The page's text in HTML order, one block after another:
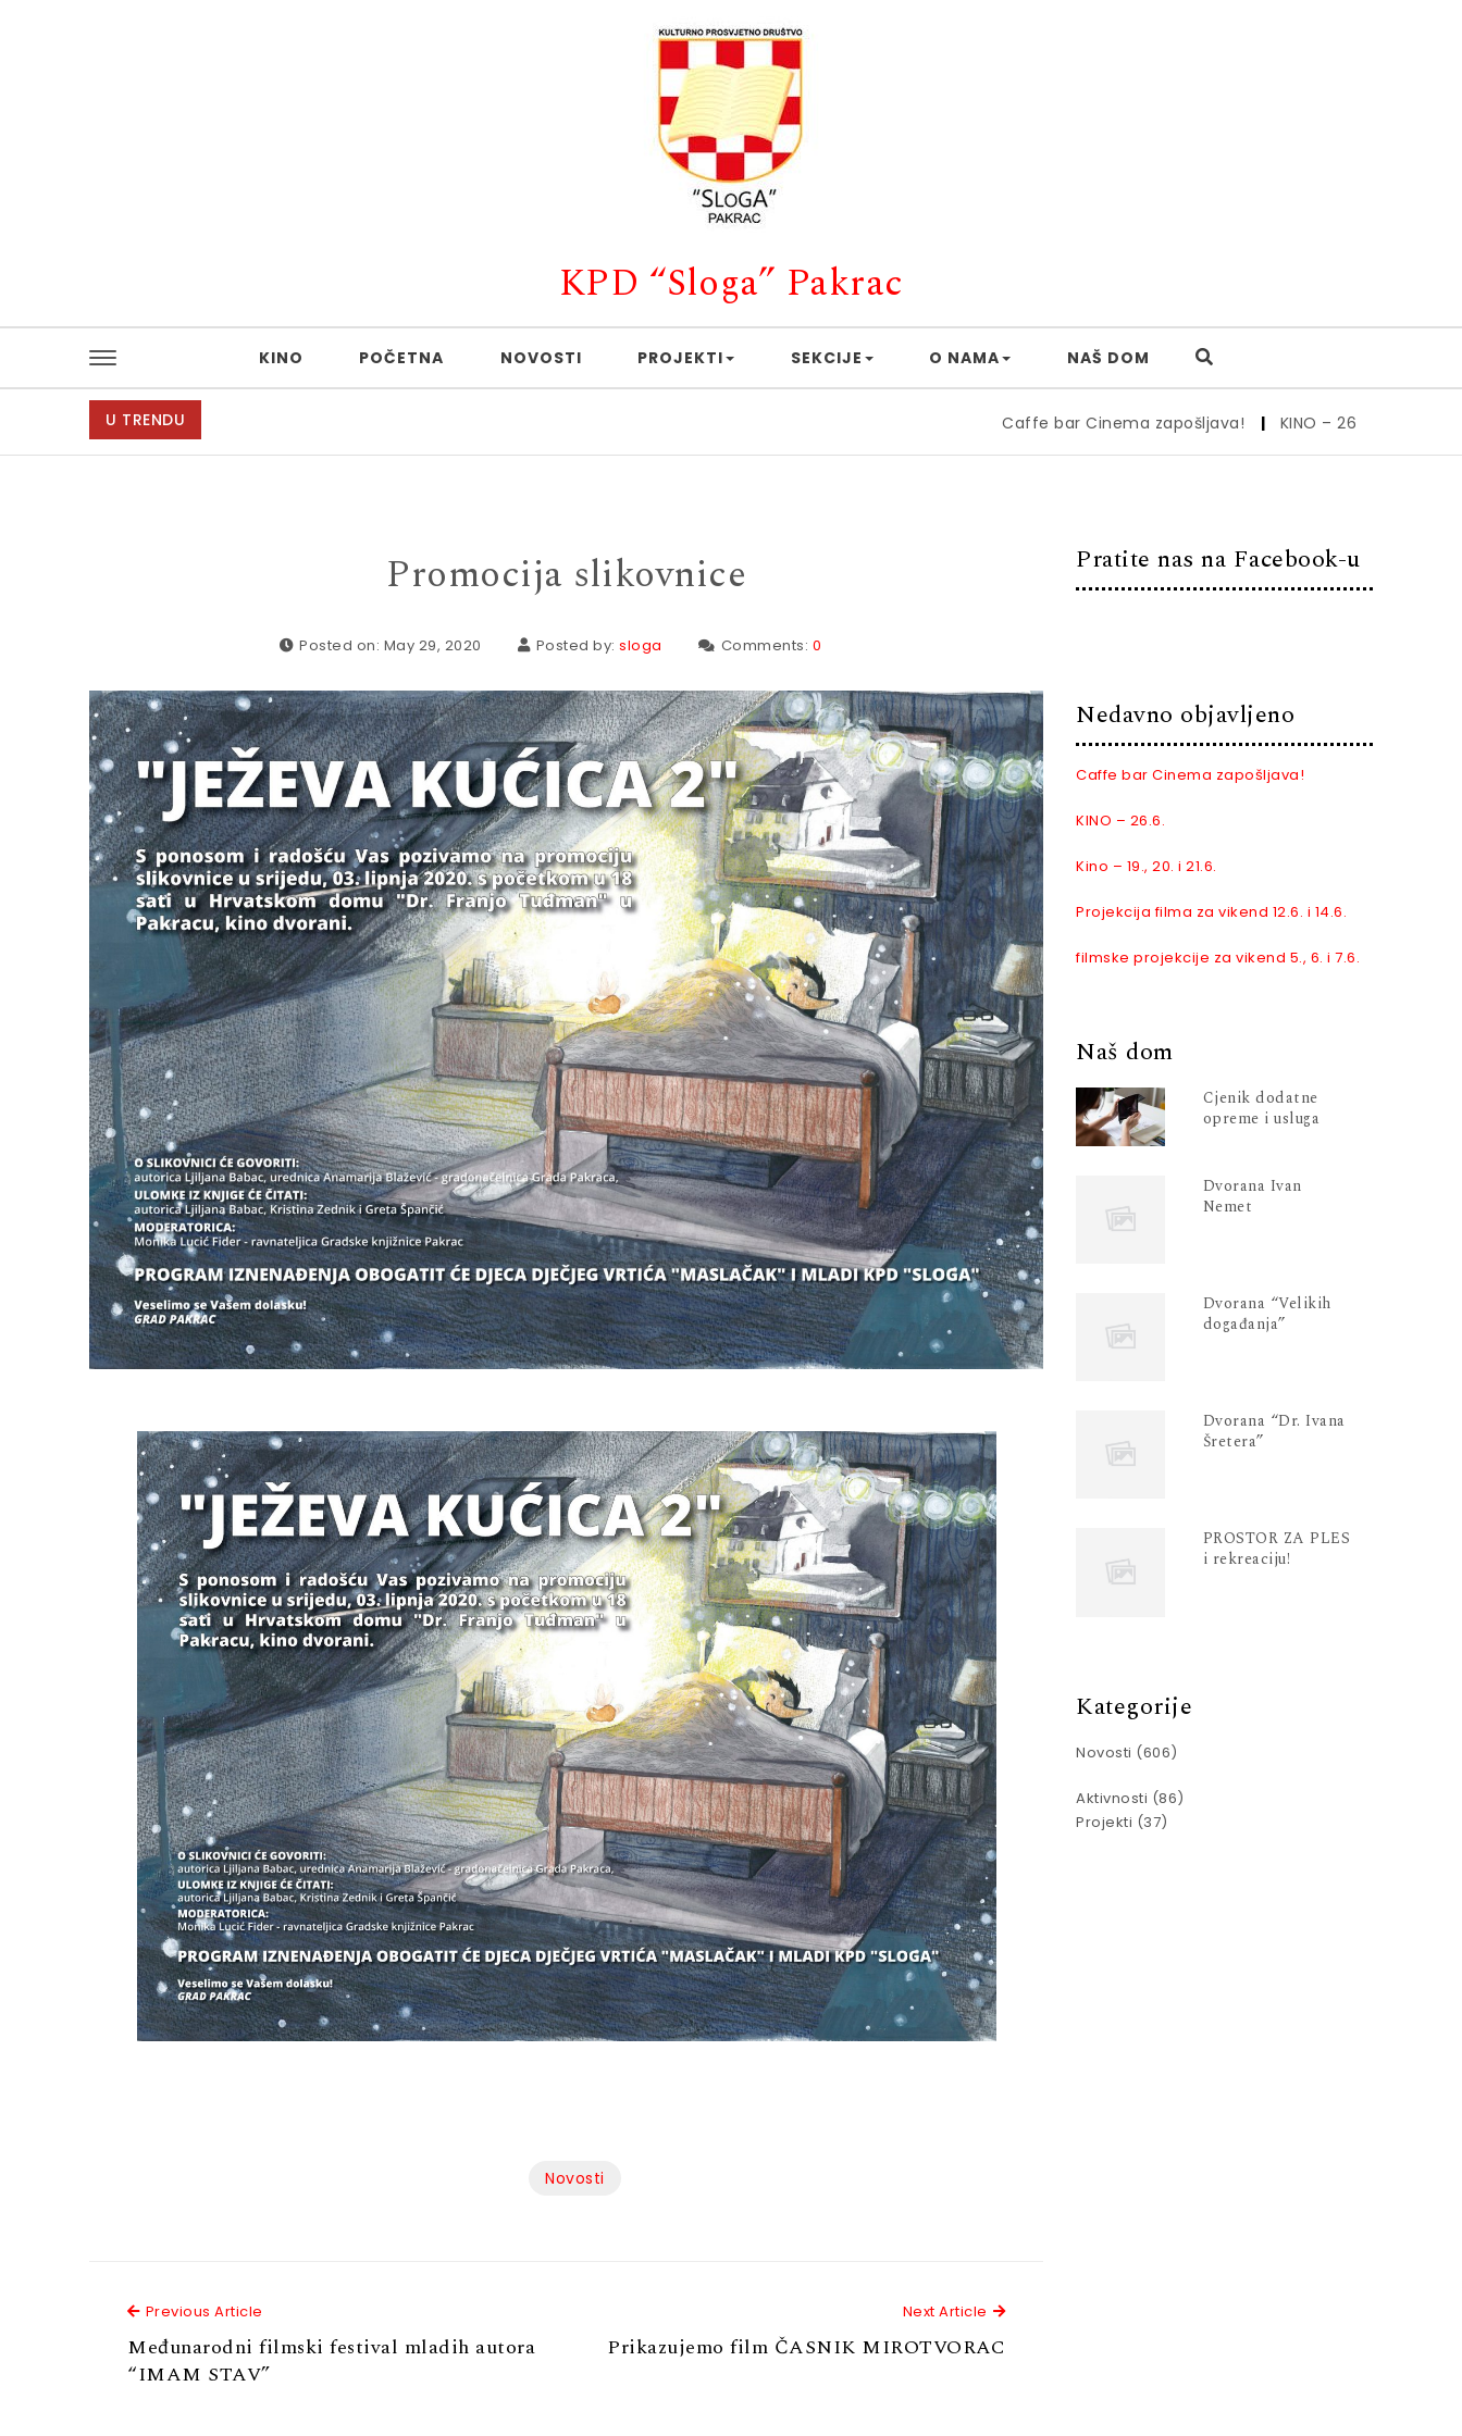
KPD “Sloga” Pakrac
KINO POČETNA NOVOSTI PROJEKTI SEKCIJE O NAMA NAŠ DOM
U TRENDU Caffe bar Cinema zapošljava! | KINO – 26.6. | Kino – 19., 20. i
Promocija slikovnice
Posted on: May 29, 2020 Posted by:sloga Comments: 0
Novosti
Previous Article
Međunarodni filmski festival mladih autora
“IMAM STAV”
Next Article Next Article
Prikazujemo film ČASNIK MIROTVORAC
Pratite nas na Facebook-u
Nedavno objavljeno
Caffe bar Cinema zapošljava!
KINO – 26.6.
Kino – 19., 20. i 21.6.
Projekcija filma za vikend 12.6. i 14.6.
filmske projekcije za vikend 5., 6. i 7.6.
Naš dom
Cjenik dodatne
opreme i usluga
Dvorana Ivan
Nemet
Dvorana “Velikih
događanja”
Dvorana “Dr. Ivana
Šretera”
PROSTOR ZA PLES
i rekreaciju!
Kategorije
Novosti (606)
Aktivnosti (86)
Projekti (37)